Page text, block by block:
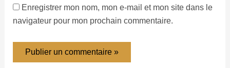
Enregistrer mon nom, mon e-mail et mon site dans le
navigateur pour mon prochain commentaire.